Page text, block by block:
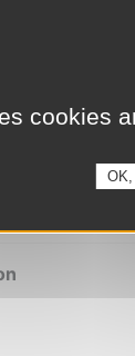
cookies